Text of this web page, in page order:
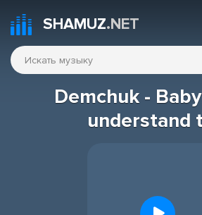
SHAMUZ.NET
Demchuk -
understand